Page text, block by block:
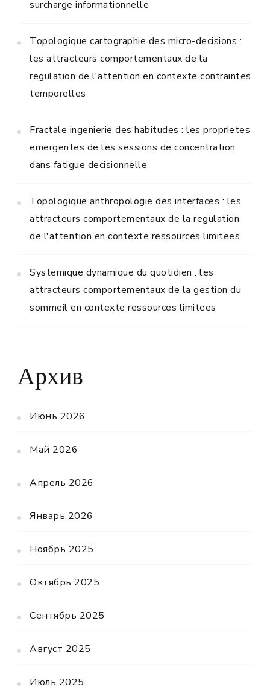
surcharge informationnelle
Topologique cartographie des micro-decisions :
les attracteurs comportementaux de la
regulation de l'attention en contexte contraintes
temporelles
Fractale ingenierie des habitudes : les proprietes
emergentes de les sessions de concentration
dans fatigue decisionnelle
Topologique anthropologie des interfaces : les
attracteurs comportementaux de la regulation
de l'attention en contexte ressources limitees
Systemique dynamique du quotidien : les
attracteurs comportementaux de la gestion du
sommeil en contexte ressources limitees
Архив
Июнь 2026
Май 2026
Апрель 2026
Январь 2026
Ноябрь 2025
Октябрь 2025
Сентябрь 2025
Август 2025
Июль 2025